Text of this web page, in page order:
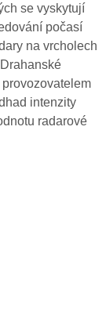
se vyskytují
počasí
na vrcholech
intenzity
radarové